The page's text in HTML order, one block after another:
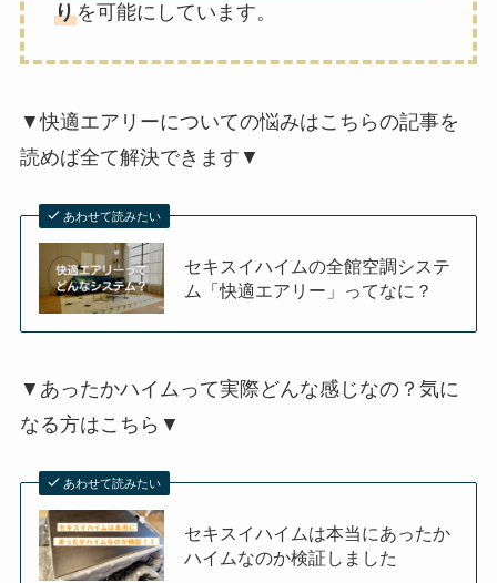
りを可能にしています。
▼快適エアリーについての悩みはこちらの記事を
読めば全て解決できます▼
あわせて読みたい
セキスイハイムの全館空調システ
ム「快適エアリー」ってなに？
▼あったかハイムって実際どんな感じなの？気に
なる方はこちら▼
あわせて読みたい
セキスイハイムは本当にあったか
ハイムなのか検証しました